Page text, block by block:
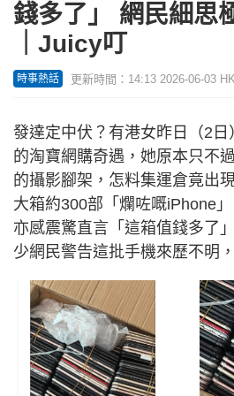
錢多了」 網民細思
｜Juicy叮
時事熱話 更新時間：14:13 2026-06-03
發達定中伏？有港女昨日（2
的淘寶網購奇遇，她原本只不
的攝影腳架，怎料集運倉竟出
大箱約300部「爛咗嘅iPhone
亦感震驚直言「這箱值錢多了
少網民警告這批手機來歷不明